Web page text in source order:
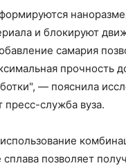
и блокируют
самария
прочность
— пояснила
служба вуза.
позволяет